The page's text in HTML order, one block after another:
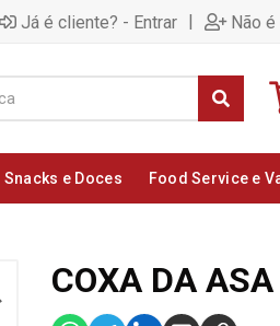
Já é cliente? - Entrar | Não
Snacks e Doces Food Service e
COXA DA